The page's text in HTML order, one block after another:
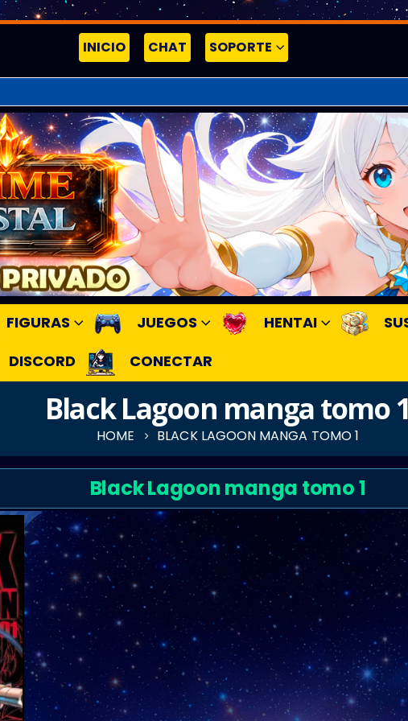
INICIO CHAT SOPORTE
FIGURAS JUEGOS HENTAI
DISCORD CONECTAR
Black Lagoon manga tomo
HOME BLACK LAGOON MANGA TOMO 1
Black Lagoon manga tomo 1